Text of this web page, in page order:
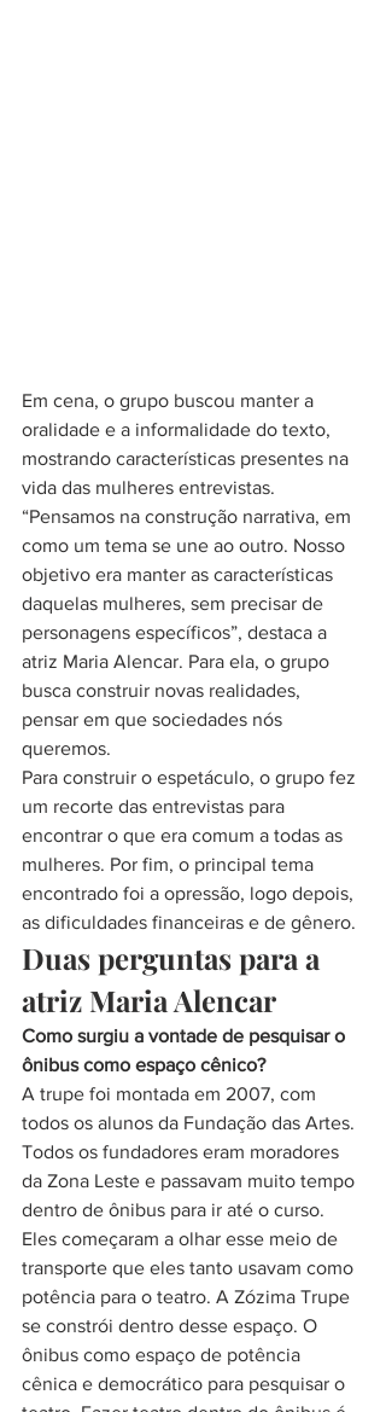
Em cena, o grupo buscou manter a
oralidade e a informalidade do texto,
mostrando características presentes na
vida das mulheres entrevistas.
“Pensamos na construção narrativa, em
como um tema se une ao outro. Nosso
objetivo era manter as características
daquelas mulheres, sem precisar de
personagens específicos”, destaca a
atriz Maria Alencar. Para ela, o grupo
busca construir novas realidades,
pensar em que sociedades nós
queremos.
Para construir o espetáculo, o grupo fez
um recorte das entrevistas para
encontrar o que era comum a todas as
mulheres. Por fim, o principal tema
encontrado foi a opressão, logo depois,
as dificuldades financeiras e de gênero.
Duas perguntas para a
atriz Maria Alencar
Como surgiu a vontade de pesquisar o
ônibus como espaço cênico?
A trupe foi montada em 2007, com
todos os alunos da Fundação das Artes.
Todos os fundadores eram moradores
da Zona Leste e passavam muito tempo
dentro de ônibus para ir até o curso.
Eles começaram a olhar esse meio de
transporte que eles tanto usavam como
potência para o teatro. A Zózima Trupe
se constrói dentro desse espaço. O
ônibus como espaço de potência
cênica e democrático para pesquisar o